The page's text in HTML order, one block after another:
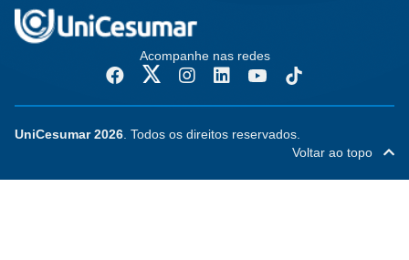
Acompanhe nas redes
UniCesumar 2026 . Todos os direitos reservados.
Voltar ao topo